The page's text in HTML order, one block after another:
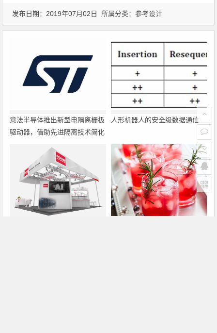
发布日期：2019年07月02日 所属分类：参考设计
意法半导体推出新型电隔离栅极
驱动器，借助先进隔离技术简化
人形机器人的安全级数据通信